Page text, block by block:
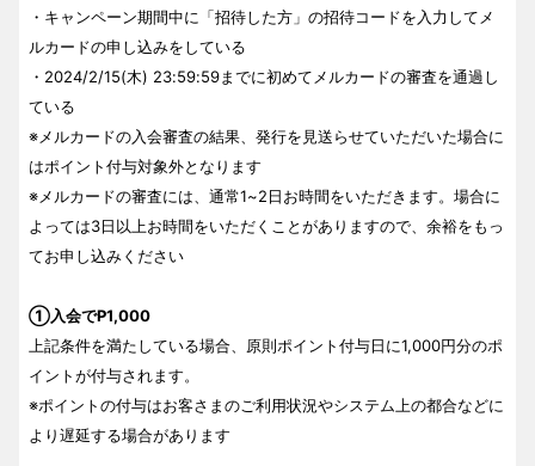
・キャンペーン期間中に「招待した方」の招待コードを入力してメ
ルカードの申し込みをしている
・2024/2/15(木) 23:59:59までに初めてメルカードの審査を通過し
ている
※メルカードの入会審査の結果、発行を見送らせていただいた場合に
はポイント付与対象外となります
※メルカードの審査には、通常1~2日お時間をいただきます。場合に
よっては3日以上お時間をいただくことがありますので、余裕をもっ
てお申し込みください
①入会でP1,000
上記条件を満たしている場合、原則ポイント付与日に1,000円分のポ
イントが付与されます。
※ポイントの付与はお客さまのご利用状況やシステム上の都合などに
より遅延する場合があります